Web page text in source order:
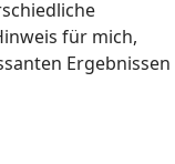
für mich,
Ergebnissen